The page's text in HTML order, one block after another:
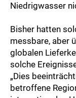
Niedrigwasser
Bisher hatten
messbare, aber
globalen
solche
„Dies
betroffene